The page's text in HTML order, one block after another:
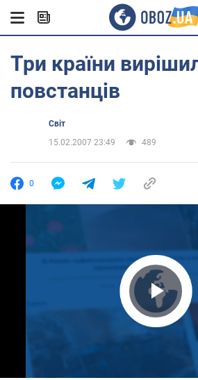
Три країни
повстанців
Світ
15.02.2007 23:49
489
0
Play